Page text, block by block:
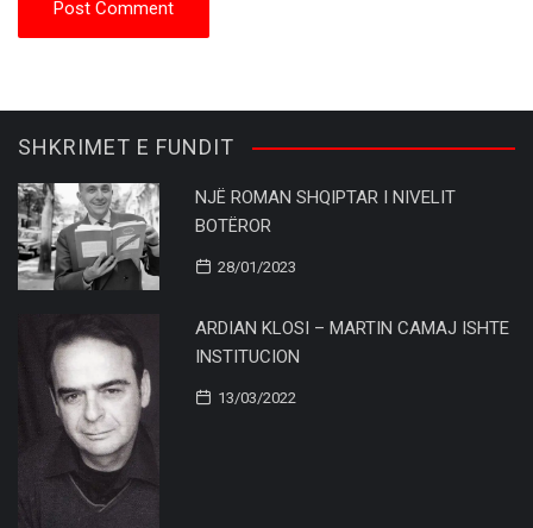
SHKRIMET E FUNDIT
NJË ROMAN SHQIPTAR I NIVELIT
BOTËROR
28/01/2023
ARDIAN KLOSI – MARTIN CAMAJ ISHTE
INSTITUCION
13/03/2022